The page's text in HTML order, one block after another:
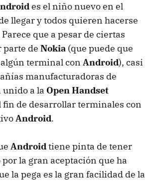
es el niño nuevo en el
llegar y todos quieren hacerse
Parece que a pesar de ciertas
parte de Nokia (que puede que
terminal con Android), casi
manufacturadoras de
unido a la Open Handset
fin de desarrollar terminales con
Android.
Androidtiene pinta de tener
la gran aceptación que ha
la pega es la gran facilidad de la